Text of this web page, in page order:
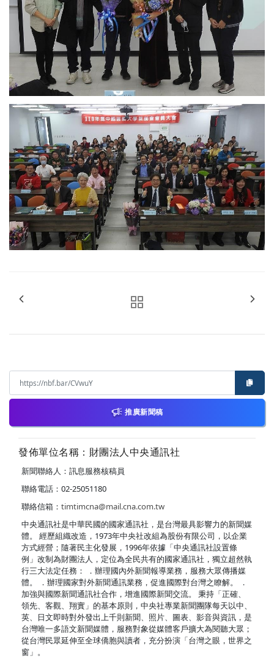
推廣新聞稿
發佈單位名稱：財團法人中央通訊社
新聞聯絡人：訊息服務核稿員
聯絡電話：02-25051180
聯絡信箱： timtimcna@mail.cna.com.tw
中央通訊社是中華民國的國家通訊社，是台灣最具影響力的新聞媒
體。 經歷組織改造，1973年中央社改組為股份有限公司，以企業
方式經營；隨著民主化發展，1996年依據「中央通訊社設置條
例」改制為財團法人，定位為全民共有的國家通訊社，獨立超然執
行三大法定任務： ．辦理國內外新聞報導業務，服務大眾傳播媒
體。 ．辦理國家對外新聞通訊業務，促進國際對台灣之瞭解。 ．
加強與國際新聞通訊社合作，增進國際新聞交流。 秉持「正確、
領先、客觀、翔實」的基本原則，中央社專業新聞團隊每天以中、
英、日文即時對外發出上千則新聞、照片、圖表、影音與資訊，是
台灣唯一多語文新聞媒體，服務對象從媒體客戶擴大為閱聽大眾；
從台灣民眾延伸至全球僑胞與讀者，充分扮演「台灣之眼，世界之
窗」。